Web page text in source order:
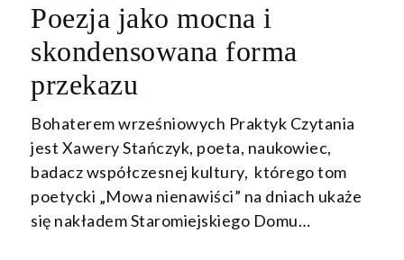
WRZEŚNIA
Poezja jako mocna i
skondensowana forma
przekazu
Bohaterem wrześniowych Praktyk Czytania
jest Xawery Stańczyk, poeta, naukowiec,
badacz współczesnej kultury, którego tom
poetycki „Mowa nienawiści” na dniach ukaże
się nakładem Staromiejskiego Domu…